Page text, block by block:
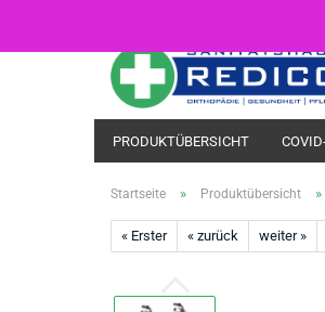
PRODUKTÜBERSICHT
Startseite » Produktübersicht »
« Erster « zurück weiter »